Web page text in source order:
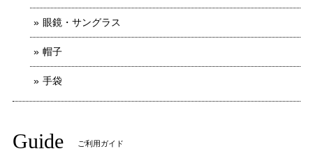
眼鏡・サングラス
帽子
手袋
Guide ご利用ガイド